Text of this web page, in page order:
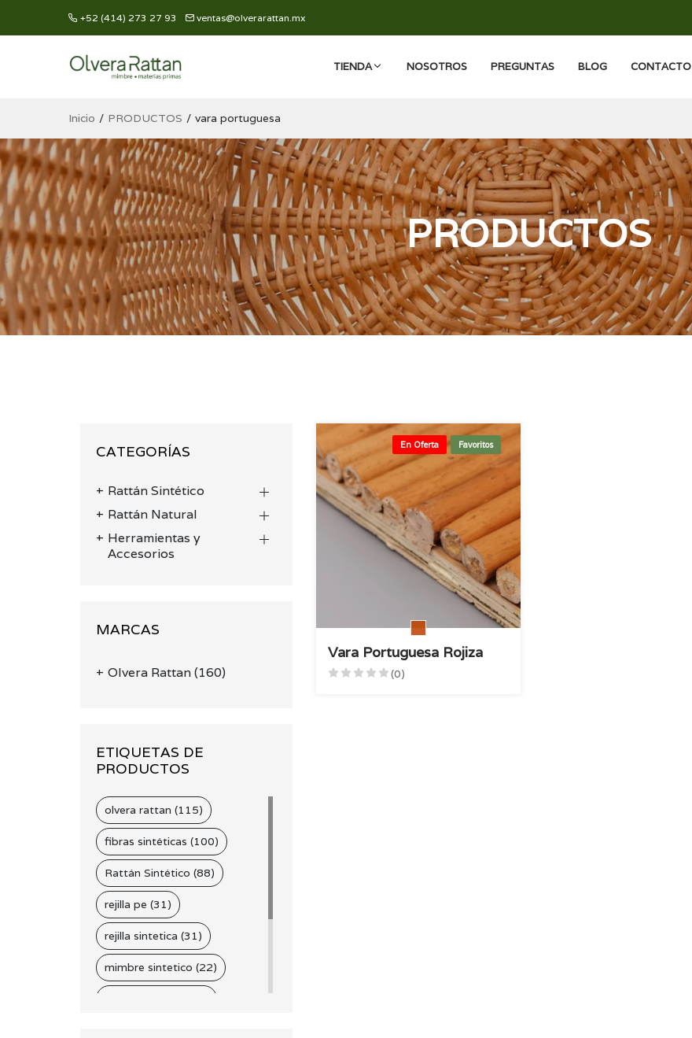
+52 (414) 273 27 93 ventas@olverarattan.mx
TIENDA NOSOTROS PREGUNTAS BLOG CONTACTO
Inicio PRODUCTOS vara portuguesa
PRODUCTOS
CATEGORÍAS
Rattán Sintético
Rattán Natural
Herramientas y
Accesorios
MARCAS
Olvera Rattan(160)
ETIQUETAS DE
PRODUCTOS
olvera rattan (115)
fibras sintéticas (100)
Rattán Sintético (88)
rejilla pe (31)
rejilla sintetica (31)
mimbre sintetico (22)
En Oferta Favoritos
Vara Portuguesa Rojiza
(0)